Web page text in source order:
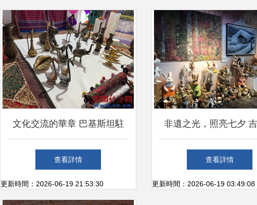
文化交流的華章 巴基斯坦駐
華使館學校國際文化日精彩紛
呈
查看詳情
更新時間：2026-06-19 21:53:30
非遺之光，照亮七夕
遺市集，一場不容錯過
盛宴
查看詳情
更新時間：2026-06-19 03:49:08